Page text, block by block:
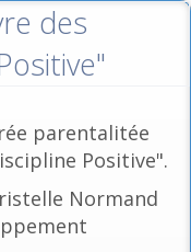
des
parentalitée
Positive".
Normand